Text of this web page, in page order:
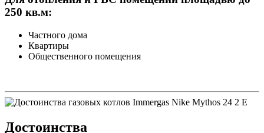
250 кв.м:
Частного дома
Квартиры
Общественного помещения
Достоинства